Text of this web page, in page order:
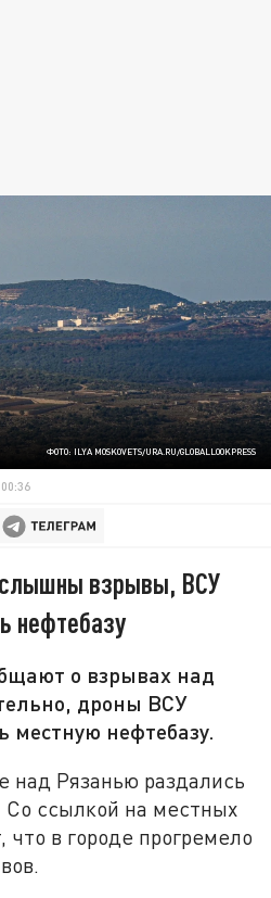
ФОТО: ILYA MOSKOVETS/URA.RU/GLOBALLOOKPRESS
взрывы, ВСУ
нефтебазу
о взрывах над
дроны ВСУ
местную нефтебазу.
над Рязанью раздались
Со ссылкой на местных
в городе прогремело